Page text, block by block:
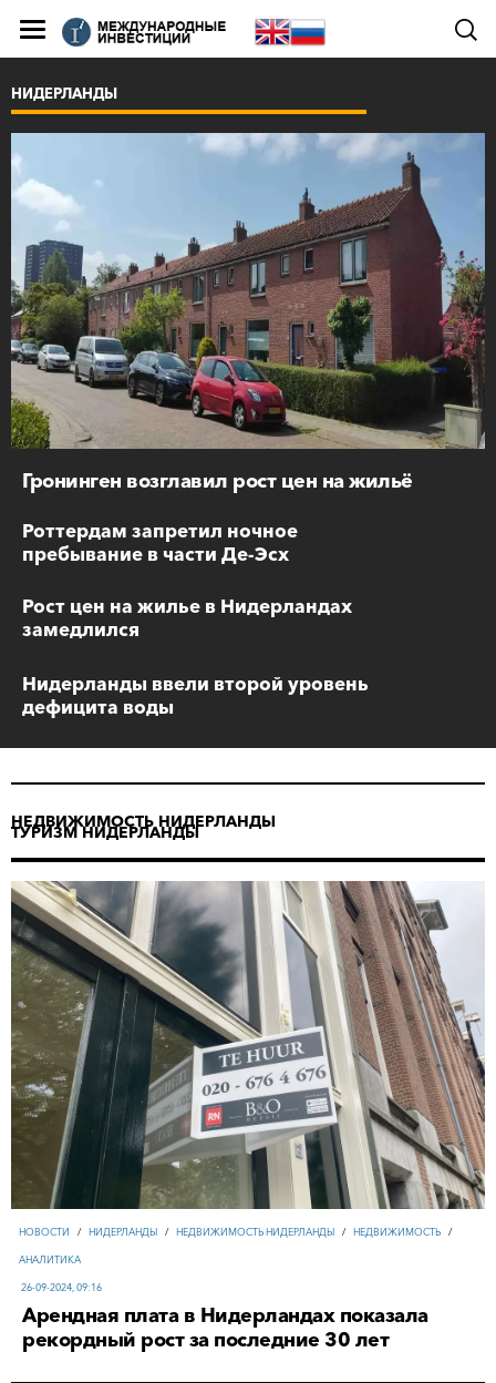
Гронинген возглавил рост цен на жильё
НИДЕРЛАНДЫ
Роттердам запретил ночное
пребывание в части Де-Эсх
Рост цен на жилье в Нидерландах
замедлился
Нидерланды ввели второй уровень
дефицита воды
НЕДВИЖИМОСТЬ НИДЕРЛАНДЫ
ТУРИЗМ НИДЕРЛАНДЫ
НОВОСТИ / НИДЕРЛАНДЫ / НЕДВИЖИМОСТЬ НИДЕРЛАНДЫ / НЕДВИЖИМОСТЬ /
АНАЛИТИКА
26-09-2024, 09:16
Арендная плата в Нидерландах показала
рекордный рост за последние 30 лет